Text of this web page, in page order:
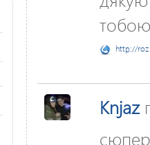
http://
Knjaz